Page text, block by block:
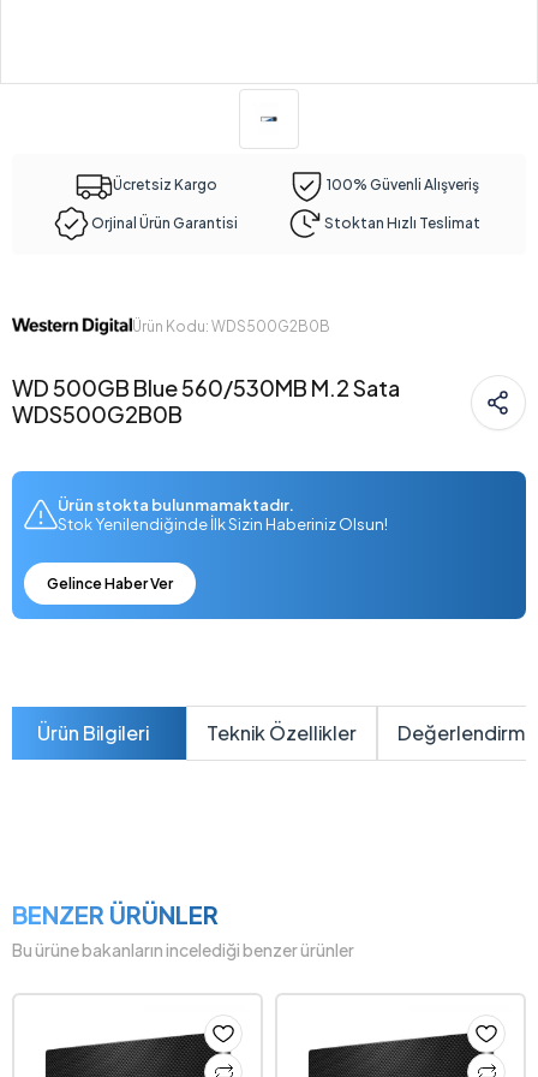
Ücretsiz Kargo 100% Güvenli Alışveriş
Orjinal Ürün Garantisi Stoktan Hızlı Teslimat
Ürün Kodu: WDS500G2B0B
WD 500GB Blue 560/530MB M.2 Sata
WDS500G2B0B
Ürün stokta bulunmamaktadır.
Stok Yenilendiğinde İlk Sizin Haberiniz Olsun!
Gelince Haber Ver
Ürün Bilgileri Teknik Özellikler
BENZER ÜRÜNLER
Bu ürüne bakanların incelediği benzer ürünler